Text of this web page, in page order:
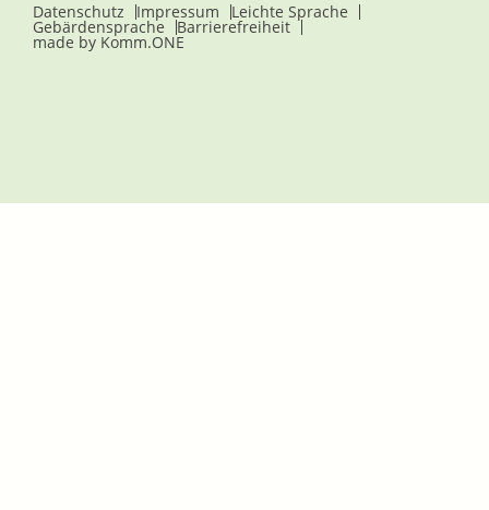
Datenschutz
Impressum Leichte Sprache
Gebärdensprache Barrierefreiheit
made by Komm.ONE